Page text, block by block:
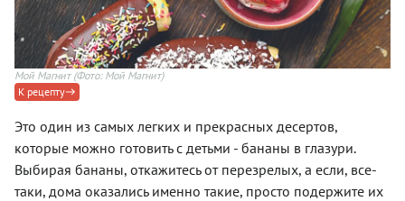
Мой Магнит(Фото: Мой Магнит)
К рецепту
Это один из самых легких и прекрасных десертов,
которые можно готовить с детьми - бананы в глазури.
Выбирая бананы, откажитесь от перезрелых, а если, все-
таки, дома оказались именно такие, просто подержите их